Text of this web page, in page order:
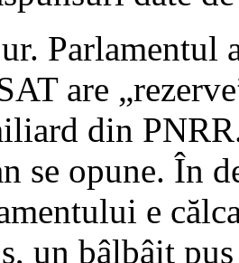
Parlamentul
are
din
se opune. În
e
un bâlbâit